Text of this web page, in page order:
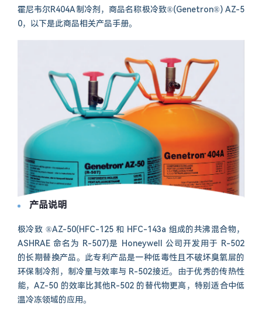
霍尼韦尔R404A制冷剂，商品名称极冷致®(Genetron®) AZ-5
0，以下是此商品相关产品手册。
产品说明
极冷致 ®AZ-50(HFC-125 和 HFC-143a 组成的共沸混合物，
ASHRAE 命名为 R-507)是 Honeywell 公司开发用于 R-502
的长期替换产品。此专利产品是一种低毒性且不破坏臭氧层的
环保制冷剂，制冷量与效率与 R-502接近。由于优秀的传热性
能，AZ-50 的效率比其他R-502 的替代物更高，特别适合中低
温冷冻领域的应用。